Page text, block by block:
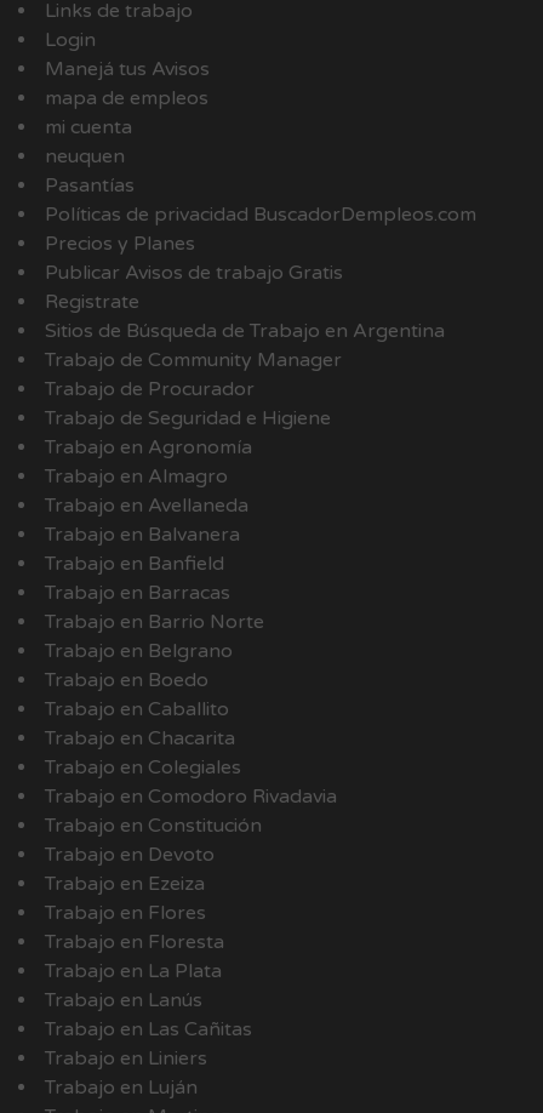
Links de trabajo
Login
Manejá tus Avisos
mapa de empleos
mi cuenta
neuquen
Pasantías
Políticas de privacidad BuscadorDempleos.com
Precios y Planes
Publicar Avisos de trabajo Gratis
Registrate
Sitios de Búsqueda de Trabajo en Argentina
Trabajo de Community Manager
Trabajo de Procurador
Trabajo de Seguridad e Higiene
Trabajo en Agronomía
Trabajo en Almagro
Trabajo en Avellaneda
Trabajo en Balvanera
Trabajo en Banfield
Trabajo en Barracas
Trabajo en Barrio Norte
Trabajo en Belgrano
Trabajo en Boedo
Trabajo en Caballito
Trabajo en Chacarita
Trabajo en Colegiales
Trabajo en Comodoro Rivadavia
Trabajo en Constitución
Trabajo en Devoto
Trabajo en Ezeiza
Trabajo en Flores
Trabajo en Floresta
Trabajo en La Plata
Trabajo en Lanús
Trabajo en Las Cañitas
Trabajo en Liniers
Trabajo en Luján